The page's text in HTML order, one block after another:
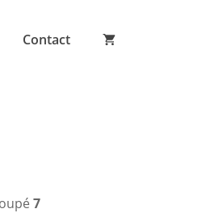
Contact
7